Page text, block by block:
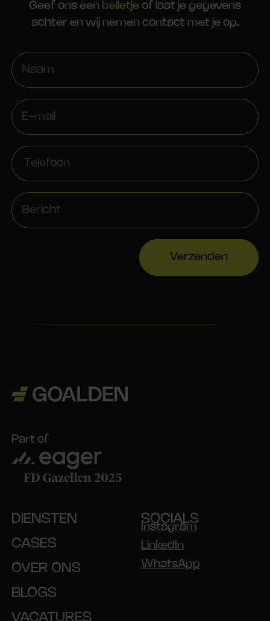
Geef ons een belletje of laat je gegevens
achter en wij nemen contact met je op.
Verzenden
Part of
DIENSTEN
CASES
OVER ONS
BLOGS
VACATURES
SOCIALS
Instagram
LinkedIn
WhatsApp